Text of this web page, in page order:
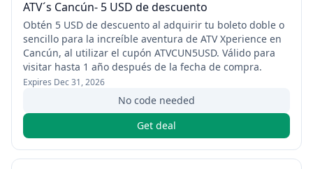
ATV´s Cancún- 5 USD de descuento
Obtén 5 USD de descuento al adquirir tu boleto doble o
sencillo para la increíble aventura de ATV Xperience en
Cancún, al utilizar el cupón ATVCUN5USD. Válido para
visitar hasta 1 año después de la fecha de compra.
Expires Dec 31, 2026
No code needed
Get deal